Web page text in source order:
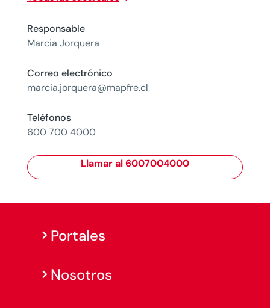
Responsable
Marcia Jorquera
Correo electrónico
marcia.jorquera@mapfre.cl
Teléfonos
600 700 4000
Llamar al 6007004000
Portales
Nosotros